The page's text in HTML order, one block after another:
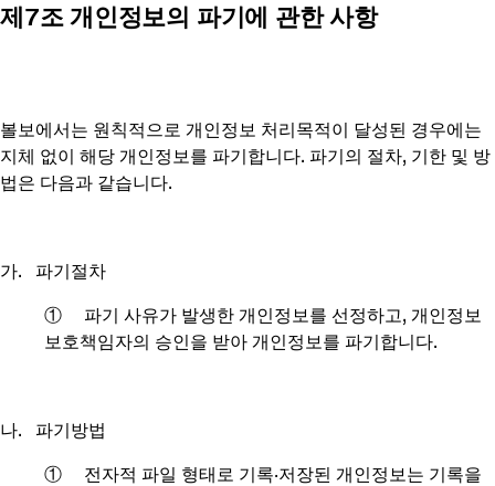
제7조 개인정보의 파기에 관한 사항
볼보에서는 원칙적으로 개인정보 처리목적이 달성된 경우에는
지체 없이 해당 개인정보를 파기합니다. 파기의 절차, 기한 및 방
법은 다음과 같습니다.
가. 파기절차
① 파기 사유가 발생한 개인정보를 선정하고, 개인정보
보호책임자의 승인을 받아 개인정보를 파기합니다.
나. 파기방법
① 전자적 파일 형태로 기록∙저장된 개인정보는 기록을